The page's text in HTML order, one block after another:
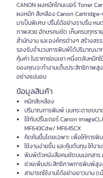
CANON ผงหมึกโทนเนอร์ Toner
ผงหมึก สีเหลือง Canon
มาเป็นพิเศษ ปริ้นได้อย่างราบรื่น ห
ภาพสวย อักษรคมชัด เห็นครบทุกร
สำนักงาน และองค์กรต่างๆ สร้าง
รองรับจำนวนการพิมพ์ได้ปริมาณมา
คุ้มค่า ในราคาย่อมเยา หนึ่งตลับหมึก
ของคุณจะทำงานเต็มประสิทธิภาพ
อย่างแน่นอน
ข้อมูลสินค้า
หมึกสีเหลือง
ปริมาณการพิมพ์ บนกระดาษขนา
ใช้กับปริ้นเตอร์ Canon
MF643Cdw/ MF645CX
คิดค้นขึ้นโดยเฉพาะ เพื่อให้การ
ใช้งานง่ายขึ้น และคุ้มต้นทุน ให้
พิมพ์ตัวหนังสือคมชัดบนเอกสาร
ช่วยเพิ่มประสิทธิภาพการพิมพ์สู
สามารถใช้งานได้อย่างยาวนาน (